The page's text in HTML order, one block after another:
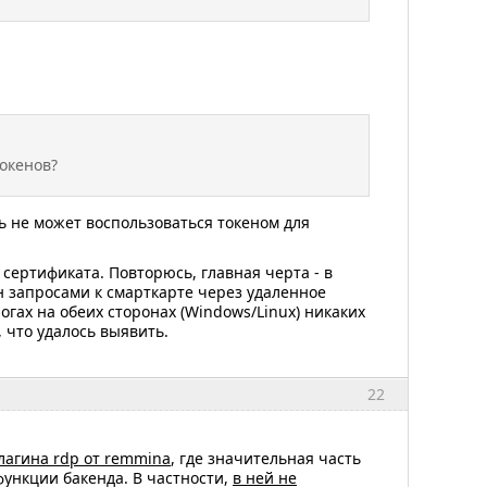
не может воспользоваться токеном для
Повторюсь, главная черта - в
к смарткарте через удаленное
на обеих сторонах (Windows/Linux) никаких
удалось выявить.
22
rdp от remmina, где значительная часть
бакенда. В частности, в ней не